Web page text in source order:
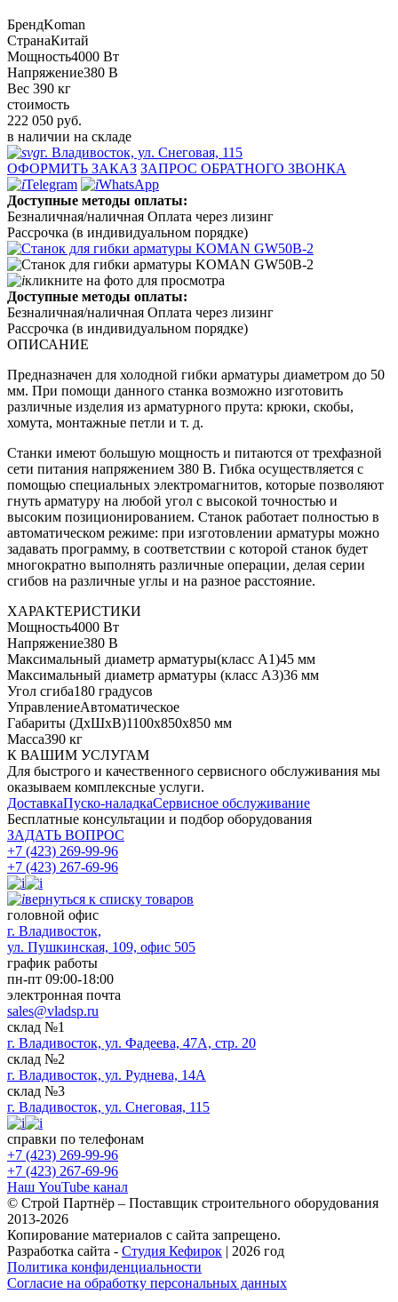
БрендKoman
СтранаКитай
Мощность4000 Вт
Напряжение380 В
Вес 390 кг
стоимость
222 050 руб.
в наличии на складе
г. Владивосток, ул. Снеговая, 115
ОФОРМИТЬ ЗАКАЗ ЗАПРОС ОБРАТНОГО ЗВОНКА
Telegram
WhatsApp
Доступные методы оплаты:
Безналичная/наличная Оплата через лизинг
Рассрочка (в индивидуальном порядке)
кликните на фото для просмотра
Доступные методы оплаты:
Безналичная/наличная Оплата через лизинг
Рассрочка (в индивидуальном порядке)
ОПИСАНИЕ
Предназначен для холодной гибки арматуры диаметром до 50
мм. При помощи данного станка возможно изготовить
различные изделия из арматурного прута: крюки, скобы,
хомута, монтажные петли и т. д.
Станки имеют большую мощность и питаются от трехфазной
сети питания напряжением 380 В. Гибка осуществляется с
помощью специальных электромагнитов, которые позволяют
гнуть арматуру на любой угол с высокой точностью и
высоким позиционированием. Станок работает полностью в
автоматическом режиме: при изготовлении арматуры можно
задавать программу, в соответствии с которой станок будет
многократно выполнять различные операции, делая серии
сгибов на различные углы и на разное расстояние.
ХАРАКТЕРИСТИКИ
Мощность4000 Вт
Напряжение380 В
Максимальный диаметр арматуры(класс А1)45 мм
Максимальный диаметр арматуры (класс А3)36 мм
Угол сгиба180 градусов
УправлениеАвтоматическое
Габариты (ДхШхВ)1100x850x850 мм
Масса390 кг
К ВАШИМ УСЛУГАМ
Для быстрого и качественного сервисного обслуживания мы
оказываем комплексные услуги.
ДоставкаПуско-наладкаСервисное обслуживание
Бесплатные консультации и подбор оборудования
ЗАДАТЬ ВОПРОС
+7 (423) 269-99-96
+7 (423) 267-69-96
вернуться к списку товаров
головной офис
​г. Владивосток,
ул. Пушкинская, 109, офис 505
график работы
пн-пт 09:00-18:00
электронная почта
sales@vladsp.ru
склад №1
г. Владивосток, ул. Фадеева, 47А, стр. 20
склад №2
г. Владивосток, ул. Руднева, 14А
склад №3
г. Владивосток, ул. Снеговая, 115
справки по телефонам
+7 (423) 269-99-96
+7 (423) 267-69-96
Наш YouTube канал
© Строй Партнёр – Поставщик строительного оборудования
2013-2026
Копирование материалов с сайта запрещено.
Разработка сайта - Студия Кефирок | 2026 год
Политика конфиденциальности
Согласие на обработку персональных данных